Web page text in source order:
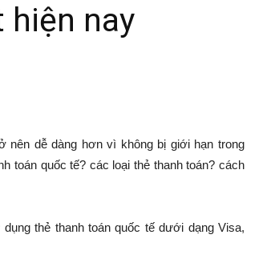
hiện nay
nên dễ dàng hơn vì không bị giới hạn trong
toán quốc tế? các loại thẻ thanh toán? cách
thẻ thanh toán quốc tế dưới dạng Visa,